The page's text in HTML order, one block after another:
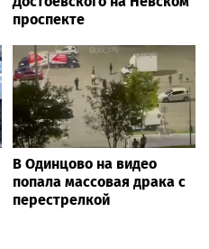
проспекте
В Одинцово на видео
попала массовая драка с
перестрелкой